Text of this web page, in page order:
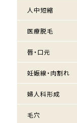
人中短縮
医療脱毛
唇・口元
妊娠線・肉割れ
婦人科形成
毛穴